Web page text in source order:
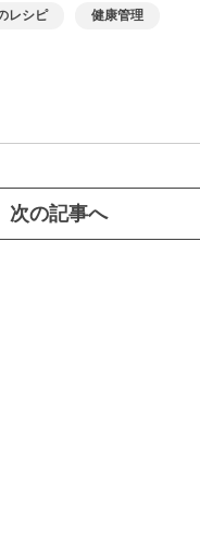
レシピ 健康管理
次の記事へ